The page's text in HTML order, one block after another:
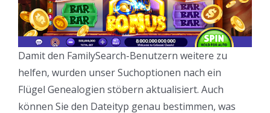
Damit den FamilySearch-Benutzern weitere zu
helfen, wurden unser Suchoptionen nach ein
Flügel Genealogien stöbern aktualisiert. Auch
können Sie den Dateityp genau bestimmen, was